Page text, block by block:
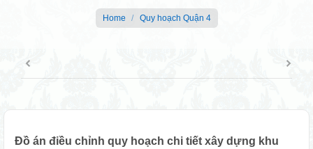
Home Quy hoạch Quận 4
Đồ án điều chỉnh quy hoạch chi tiết xây dựng khu